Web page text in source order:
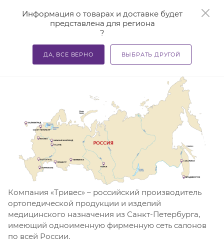
Информация о товарах и доставке будет
представлена для региона
?
ДА, ВСЕ ВЕРНО ВЫБРАТЬ ДРУГОЙ
Главная — О компании
Сеть ортопедических салонов Тривес
Компания «Тривес» – российский производитель
ортопедической продукции и изделий
медицинского назначения из Санкт-Петербурга,
имеющий одноименную фирменную сеть салонов
по всей России.